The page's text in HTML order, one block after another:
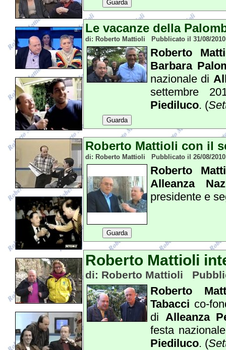
Guarda
Le vacanze della
di: Roberto Mattioli Pubblicato il 31/08/
Roberto
Barbara
nazionale di
settembre
Piediluco. (
Guarda
Roberto Mattioli con il
di: Roberto Mattioli Pubblicato il 26/08/
Roberto
Alleanza
presidente e
Guarda
Roberto Mattioli
di: Roberto Mattioli
Roberto
Tabacci co-
di Alleanza
festa
Piediluco. (